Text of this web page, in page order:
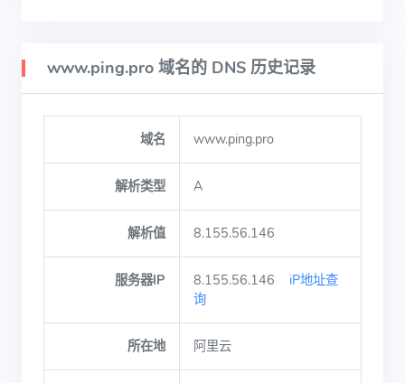
www.ping.pro 域名的 DNS 历史记录
域名 www.ping.pro
解析类型 A
解析值 8.155.56.146
服务器IP 8.155.56.146
iP地址查
询
所在地 阿里云